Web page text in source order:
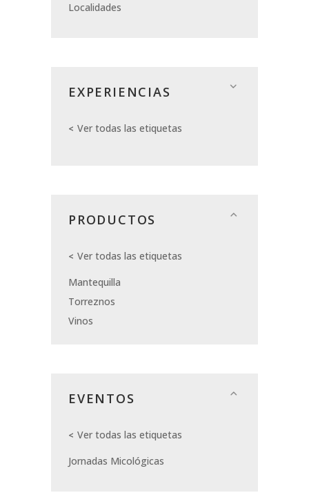
Localidades
EXPERIENCIAS
Ver todas las etiquetas
PRODUCTOS
Ver todas las etiquetas
Mantequilla
Torreznos
Vinos
EVENTOS
Ver todas las etiquetas
Jornadas Micológicas